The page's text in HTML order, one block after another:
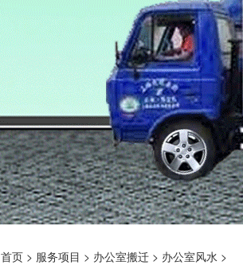
首页 > 服务项目 > 办公室搬迁 > 办公室风水 >